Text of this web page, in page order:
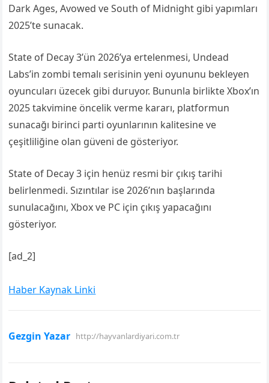
Dark Ages, Avowed ve South of Midnight gibi yapımları
2025’te sunacak.
State of Decay 3’ün 2026’ya ertelenmesi, Undead
Labs’in zombi temalı serisinin yeni oyununu bekleyen
oyuncuları üzecek gibi duruyor. Bununla birlikte Xbox’ın
2025 takvimine öncelik verme kararı, platformun
sunacağı birinci parti oyunlarının kalitesine ve
çeşitliliğine olan güveni de gösteriyor.
State of Decay 3 için henüz resmi bir çıkış tarihi
belirlenmedi. Sızıntılar ise 2026’nın başlarında
sunulacağını, Xbox ve PC için çıkış yapacağını
gösteriyor.
[ad_2]
Haber Kaynak Linki
Gezgin Yazar http://hayvanlardiyari.com.tr